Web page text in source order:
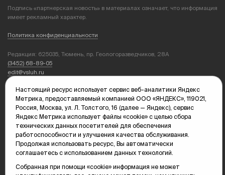
Подпись «партнерская новость» в материалах означает, что информация
имеет рекламный характер.
Политика конфиденциальности
Редакция: 625035, Тюмень, пр. Геологоразведчиков, 28А
(3452) 68-89-05
edit@vsluh.ru
Главный редактор: Панкина Т.Ю.
kika@vsluh.ru
По вопросам рекламы:
(3452) 68-89-78
kotovaev@sibinformburo.ru
mim@vsluh.ru
Настоящий ресурс использует сервис веб-аналитики Яндекс
Метрика, предоставляемый компанией ООО «ЯНДЕКС», 119021,
Россия, Москва, ул. Л. Толстого, 16 (далее — Яндекс), сервис
Яндекс Метрика использует файлы «cookie» с целью сбора
технических данных посетителей для обеспечения
работоспособности и улучшения качества обслуживания.
Продолжая использовать ресурс, Вы автоматически
соглашаетесь с использованием данных технологий.
Собранная при помощи «cookie» информация не может